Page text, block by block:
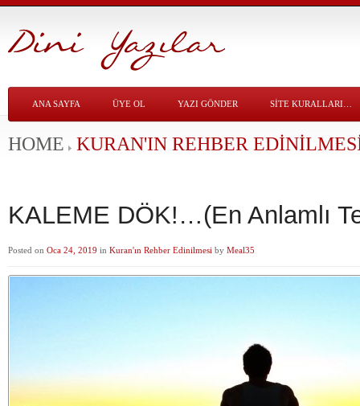
ANA SAYFA ÜYE OL YAZI GÖNDER SITE KURALLARI…
HOME KURAN'IN REHBER
KALEME DÖK!…(En Anlamlı
Posted on Oca 24, 2019 in Kuran'ın Rehber Edinilmesi by Meal35